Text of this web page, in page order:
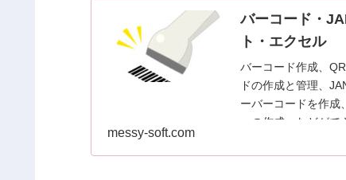
バーコード・
ト・エクセル
バーコード作成、
ドの作成と管理、
ーバーコードを作成
ーの作成、などがで
messy-soft.com